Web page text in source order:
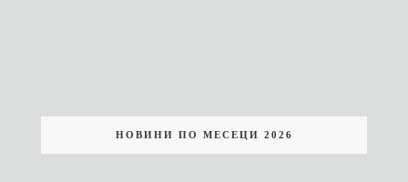
НОВИНИ ПО МЕСЕЦИ 2026